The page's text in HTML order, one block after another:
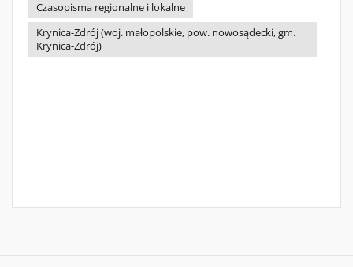
Czasopisma regionalne i lokalne
Krynica-Zdrój (woj. małopolskie, pow. nowosądecki, gm.
Krynica-Zdrój)